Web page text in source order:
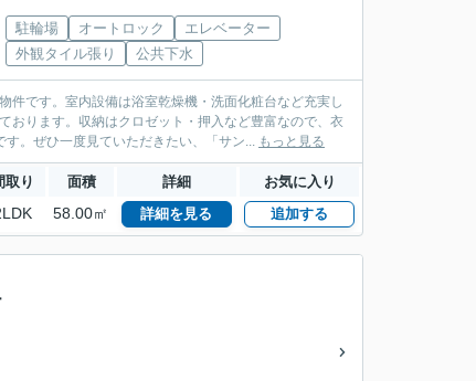
駐輪場 オートロック
エレベーター
外観タイル張り
公共下水
件です。室内設備は浴室乾燥機・洗面化粧台など充実し
おります。収納はクロゼット・押入など豊富なので、衣
。ぜひ一度見ていただきたい、「サン... もっと見る
取り 面積 詳細 お気に入り
58.00㎡ 詳細を見る 追加する